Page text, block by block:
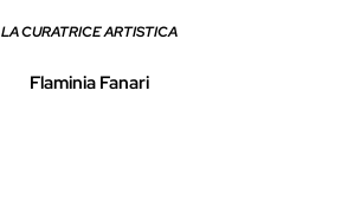
LA CURATRICE ARTISTICA
Flaminia Fanari